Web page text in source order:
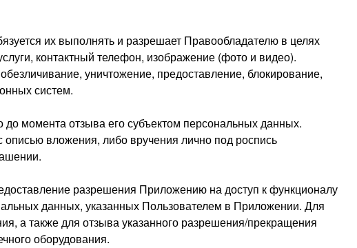
их выполнять и разрешает Правообладателю в целях
контактный телефон, изображение (фото и видео).
уничтожение, предоставление, блокирование,
систем.
до момента отзыва его субъектом персональных данных.
вложения, либо вручения лично под роспись
разрешения Приложению на доступ к функционалу
данных, указанных Пользователем в Приложении. Для
а также для отзыва указанного разрешения/прекращения
оборудования.